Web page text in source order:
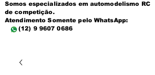
Somos especializados em automodelismo RC
de competição.
Atendimento Somente pelo WhatsApp:
(12) 9 9607 0686